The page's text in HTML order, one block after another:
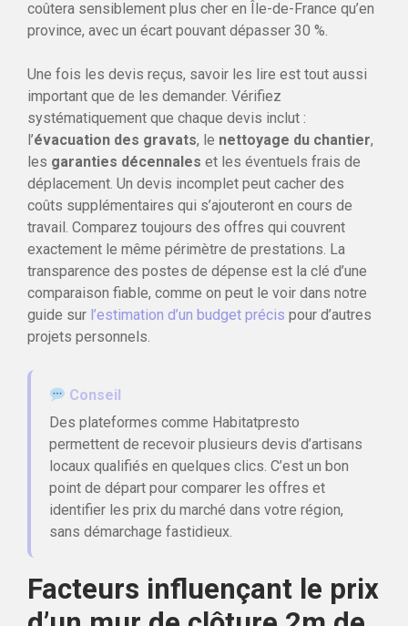
coûtera sensiblement plus cher en Île-de-France qu’en
province, avec un écart pouvant dépasser 30 %.
Une fois les devis reçus, savoir les lire est tout aussi
important que de les demander. Vérifiez
systématiquement que chaque devis inclut :
l’évacuation des gravats, le nettoyage du chantier,
les garanties décennales et les éventuels frais de
déplacement. Un devis incomplet peut cacher des
coûts supplémentaires qui s’ajouteront en cours de
travail. Comparez toujours des offres qui couvrent
exactement le même périmètre de prestations. La
transparence des postes de dépense est la clé d’une
comparaison fiable, comme on peut le voir dans notre
guide sur l’estimation d’un budget précis pour d’autres
projets personnels.
Conseil
Des plateformes comme Habitatpresto
permettent de recevoir plusieurs devis d’artisans
locaux qualifiés en quelques clics. C’est un bon
point de départ pour comparer les offres et
identifier les prix du marché dans votre région,
sans démarchage fastidieux.
Facteurs influençant le prix